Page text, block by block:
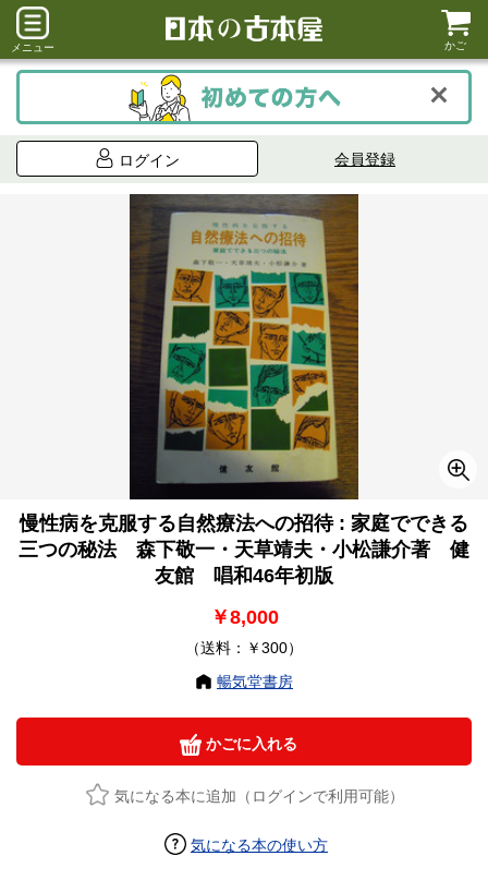
メニュー かご
ログイン 会員登録
慢性病を克服する自然療法への招待 : 家庭でできる
三つの秘法 森下敬一・天草靖夫・小松謙介著 健
友館 唱和46年初版
￥8,000
（送料：￥300）
暢気堂書房
かごに入れる
気になる本に追加（ログインで利用可能）
気になる本の使い方